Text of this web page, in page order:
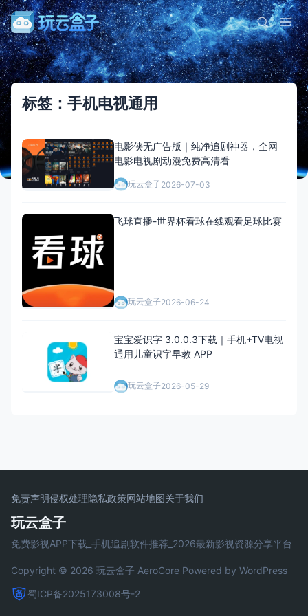
标签：手机电视通用
电影侠无广告版｜纯净追剧神器，全网
电影电视剧动漫免费高清看
玩云盒子2026-07-03
飞球直播-世界杯看球在线观看足球比赛
玩云盒子2026-06-24
宝宝爱识字 3.0.0.3下载｜手机+TV电视
通用儿童识字早教 APP
玩云盒子2026-05-29
免责声明侵权处理隐私政策网站地图关于我们
玩云盒子
免费影视APP下载_手机追剧软件推荐_2026最新影视资源分享平台
Copyright © 2026 玩云盒子 AeroCore Powered by WordPress
蜀ICP备2025173008号-2